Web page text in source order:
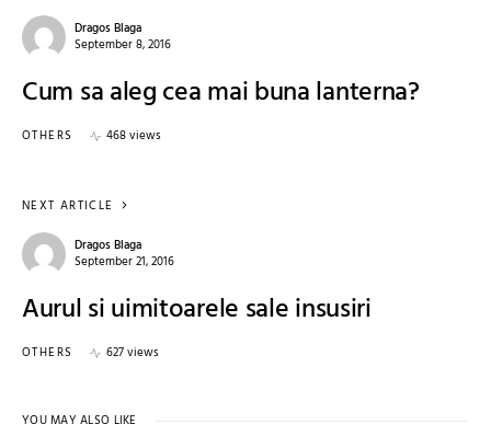
Dragos Blaga
September 8, 2016
Cum sa aleg cea mai buna lanterna?
OTHERS 468 views
NEXT ARTICLE
Dragos Blaga
September 21, 2016
Aurul si uimitoarele sale insusiri
OTHERS 627 views
YOU MAY ALSO LIKE